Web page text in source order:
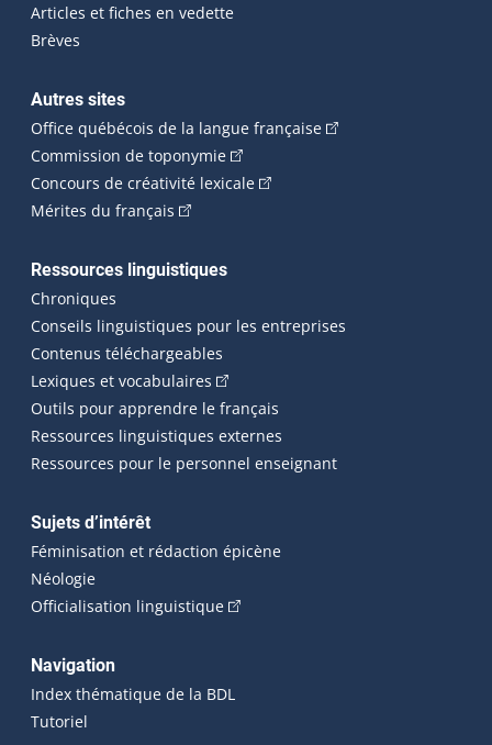
Articles et fiches en vedette
Brèves
Autres sites
Office québécois de la langue française(Cet hyperlien
Commission de toponymie(Cet hyperlien externe s'ouvrira
Concours de créativité lexicale(Cet hyperlien externe
Mérites du français (Cet hyperlien externe s'ouvrira dans une
Ressources linguistiques
Chroniques
Conseils linguistiques pour les entreprises
Contenus téléchargeables
Lexiques et vocabulaires (Cet hyperlien externe s'ouvrira
Outils pour apprendre le français
Ressources linguistiques externes
Ressources pour le personnel enseignant
Sujets d’intérêt
Féminisation et rédaction épicène
Néologie
Officialisation linguistique(Cet hyperlien externe s'ouvrira
Navigation
Index thématique de la BDL
Tutoriel